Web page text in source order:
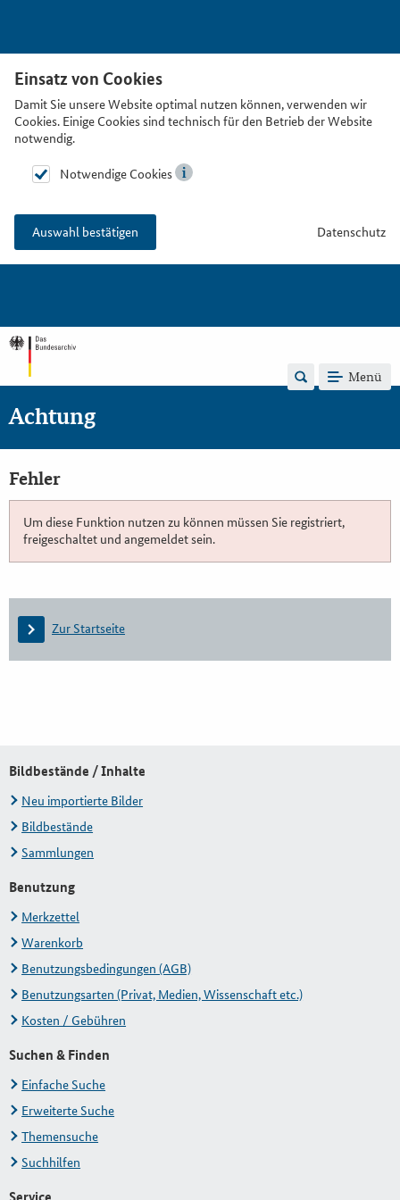
Einsatz von Cookies
Damit Sie unsere Website optimal nutzen können, verwenden wir
Cookies. Einige Cookies sind technisch für den Betrieb der Website
notwendig.
Notwendige Cookies
Auswahl bestätigen Datenschutz
Menü
Achtung
Fehler
Um diese Funktion nutzen zu können müssen Sie registriert,
freigeschaltet und angemeldet sein.
Zur Startseite
Bildbestände / Inhalte
Neu importierte Bilder
Bildbestände
Sammlungen
Benutzung
Merkzettel
Warenkorb
Benutzungsbedingungen (AGB)
Benutzungsarten (Privat, Medien, Wissenschaft etc.)
Kosten / Gebühren
Suchen & Finden
Einfache Suche
Erweiterte Suche
Themensuche
Suchhilfen